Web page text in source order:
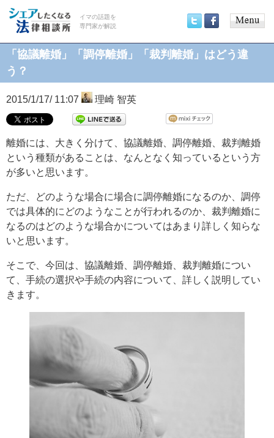
イマの話題を
専門家が解説
menu
「協議離婚」「調停離婚」「裁判離婚」はどう違
う？
2015/1/17/ 11:07 理崎 智英
離婚には、大きく分けて、協議離婚、調停離婚、裁判離婚
という種類があることは、なんとなく知っているという方
が多いと思います。
ただ、どのような場合に場合に調停離婚になるのか、調停
では具体的にどのようなことが行われるのか、裁判離婚に
なるのはどのような場合かについてはあまり詳しく知らな
いと思います。
そこで、今回は、協議離婚、調停離婚、裁判離婚につい
て、手続の選択や手続の内容について、詳しく説明してい
きます。